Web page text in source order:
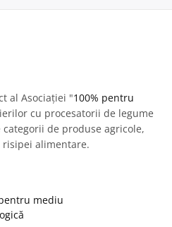
al Asociației "100% pentru
cu procesatorii de legume
de produse agricole,
risipei alimentare.
mediu